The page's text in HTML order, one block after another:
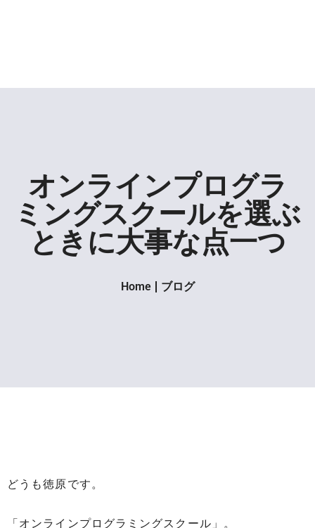
オンラインプログラ
ミングスクールを選ぶ
ときに大事な点一つ
Home ブログ
どうも徳原です。
「オンラインプログラミングスクール」。